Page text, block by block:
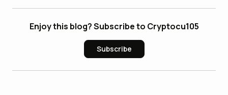
Enjoy this blog? Subscribe to Cryptocu105
Subscribe